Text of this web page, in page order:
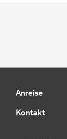
Anreise
Kontakt